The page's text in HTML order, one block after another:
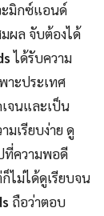
ะมิกซ์แอนด์
ผล จับต้องได้
ได้รับความ
าะประเทศ
จนและเป็น
เรียบง่าย ดู
ที่ความพอดี
ไม่ได้ดูเรียบจน
ถือว่าตอบ